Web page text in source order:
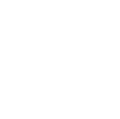
con los
por el Decreto
cédula implica
básicos como